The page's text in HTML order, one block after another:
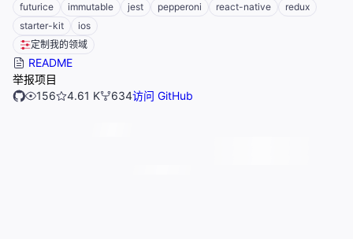
futurice immutable jest pepperoni react-native
redux
starter-kit
ios
定制我的领域
README
举报项目
156
4.61 K 634访问 GitHub